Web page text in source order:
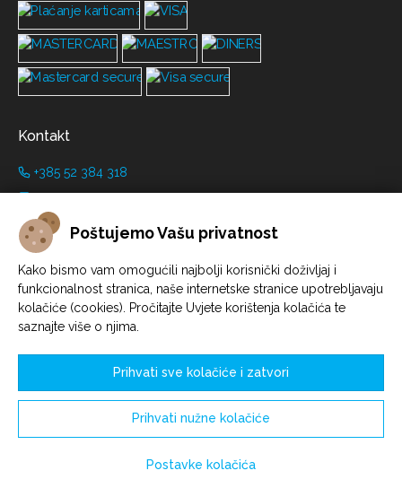
Poštujemo Vašu privatnost
Kako bismo vam omogućili najbolji korisnički doživljaj i
funkcionalnost stranica, naše internetske stranice upotrebljavaju
kolačiće (cookies). Pročitajte Uvjete korištenja kolačića te
saznajte više o njima.
Postavke kolačića
Prihvati nužne kolačiće
Prihvati sve kolačiće i zatvori
Kontakt
+385 52 384 318
info@grimanicastle.com
Ovisno o sezoni. Pogledati na straniciRadno vrijeme.
Konfiguriraj kolačiće
© Savičenta d.o.o. 2021. - 2026.